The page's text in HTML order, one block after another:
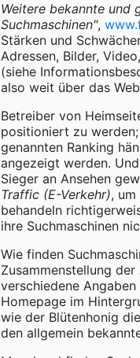
Weitere bekannte und
Suchmaschinen",
Stärken und
Adressen, Bilder,
(siehe
also weit über das
Betreiber von
positioniert zu
genannten Ranking
angezeigt werden.
Sieger an Ansehen
Traffic (E-Verkehr),
behandeln
ihre Suchmaschinen
Wie finden
Zusammenstellung der
verschiedene
Homepage im
wie der Blütenhonig
den allgemein